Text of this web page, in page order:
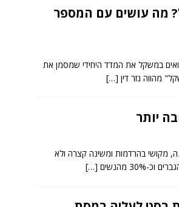
מה עושים עם המספר
במשקל את המדד היחידי שמסמן את
מהווה גזר דין […]
יותר
מקושי בהרדמות ומשינה קצרה ולא
[…]